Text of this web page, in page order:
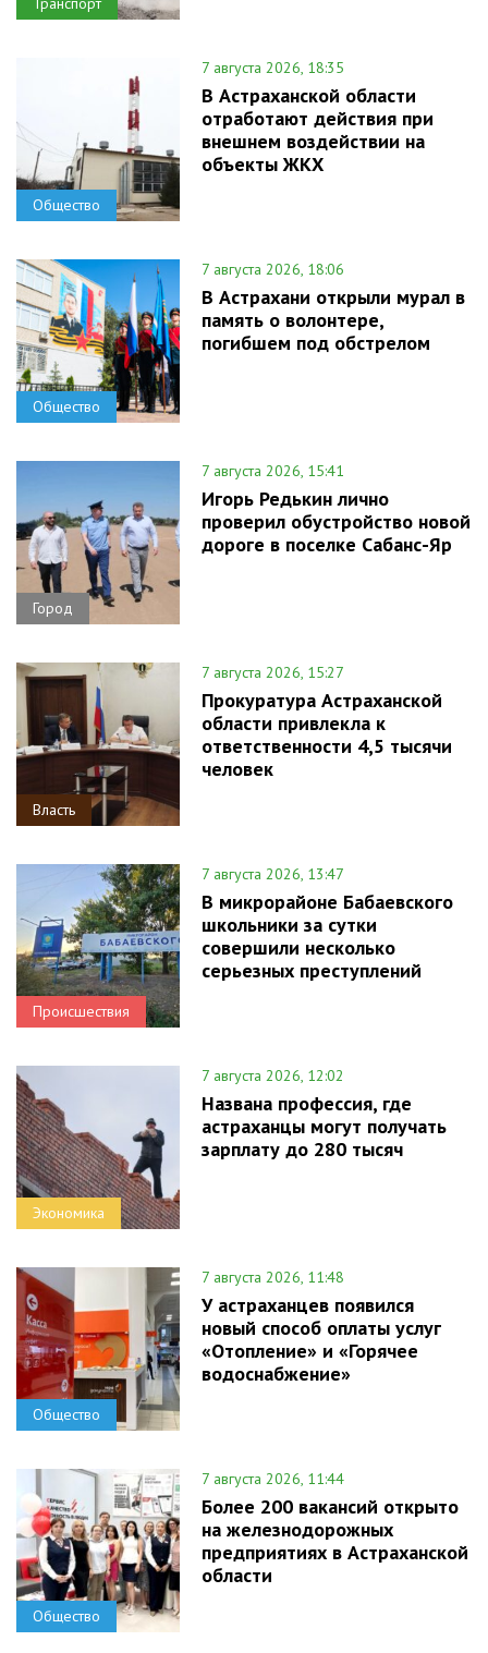
Общество
7 августа 2026, 18:35
В Астраханской области
отработают действия при
внешнем воздействии на
объекты ЖКХ
Общество
7 августа 2026, 18:06
В Астрахани открыли мурал в
память о волонтере,
погибшем под обстрелом
Город
7 августа 2026, 15:41
Игорь Редькин лично
проверил обустройство новой
дороге в поселке Сабанс-Яр
Власть
7 августа 2026, 15:27
Прокуратура Астраханской
области привлекла к
ответственности 4,5 тысячи
человек
Происшествия
7 августа 2026, 13:47
В микрорайоне Бабаевского
школьники за сутки
совершили несколько
серьезных преступлений
Экономика
7 августа 2026, 12:02
Названа профессия, где
астраханцы могут получать
зарплату до 280 тысяч
Общество
7 августа 2026, 11:48
У астраханцев появился
новый способ оплаты услуг
«Отопление» и «Горячее
водоснабжение»
Общество
7 августа 2026, 11:44
Более 200 вакансий открыто
на железнодорожных
предприятиях в Астраханской
области